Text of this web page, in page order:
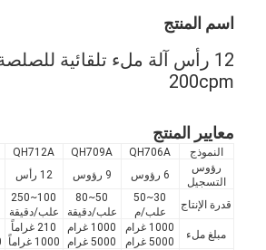
اسم المنتج
12 رأس آلة ملء تلقائية
200cpm
معايير المنتج
النموذج QH706A
QH709A
QH712A
رؤوس
التسجيل
6 رؤوس 9 رؤوس 12 رأس
قدرة الإنتاج
30~50
علب/م
50~80
علب/دقيقة
100~250
علب/دقيقة
مبلغ ملء
1000 غرام
5000 غرام
1000 غرام
5000 غرام
210 غراماً
1000 غراماً